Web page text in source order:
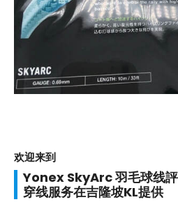
欢迎来到
Yonex SkyArc 羽毛球线
穿线服务在吉隆坡KL提供